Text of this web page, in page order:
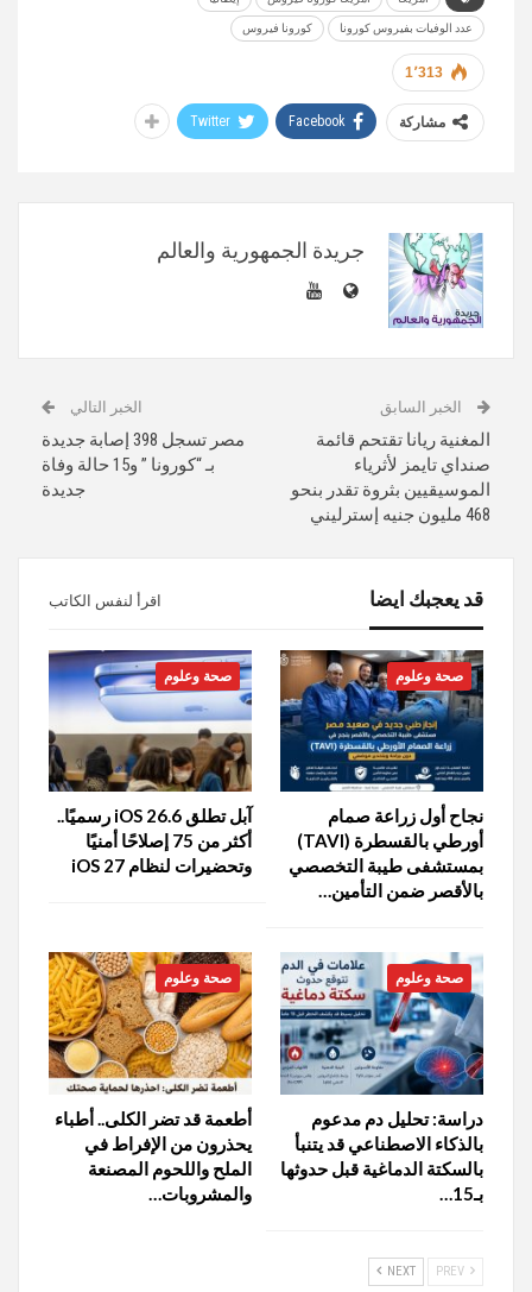
عدد الوفيات بفيروس كورونا كورونا فيروس
1٬313
مشاركة Facebook
Twitter
جريدة الجمهورية والعالم
الخبر السابق
المغنية ريانا تقتحم قائمة
صنداي تايمز لأثرياء
الموسيقيين بثروة تقدر بنحو
468 مليون جنيه إسترليني
الخبر التالي
مصر تسجل 398 إصابة جديدة
بـ “كورونا ” و15 حالة وفاة
جديدة
قد يعجبك ايضا اقرأ لنفس الكاتب
صحة وعلوم
نجاح أول زراعة صمام
أورطي بالقسطرة (TAVI)
بمستشفى طيبة التخصصي
بالأقصر ضمن التأمين…
صحة وعلوم
آبل تطلق iOS 26.6 رسميًا..
أكثر من 75 إصلاحًا أمنيًا
وتحضيرات لنظام iOS 27
صحة وعلوم
دراسة: تحليل دم مدعوم
بالذكاء الاصطناعي قد يتنبأ
بالسكتة الدماغية قبل حدوثها
بـ15…
صحة وعلوم
أطعمة قد تضر الكلى.. أطباء
يحذرون من الإفراط في
الملح واللحوم المصنعة
والمشروبات…
NEXT